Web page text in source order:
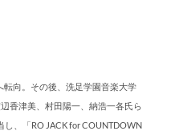
向。その後、洗足学園音楽大学
香津美、村田陽一、納浩一各氏ら
し、「RO JACK for COUNTDOWN